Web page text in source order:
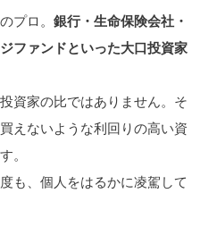
プロ。 銀行・生命保険会社・
ファンドといった大口投資家
資家の比ではありません。そ
えないような利回りの高い資
。
も、個人をはるかに凌駕して